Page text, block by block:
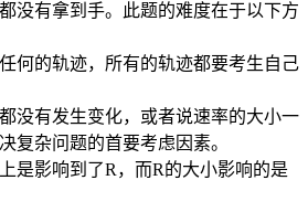
没有拿到手。此题的难度在于以下方
何的轨迹，所有的轨迹都要考生自己
没有发生变化，或者说速率的大小一
复杂问题的首要考虑因素。
是影响到了R，而R的大小影响的是